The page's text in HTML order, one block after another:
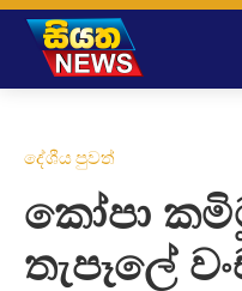
දේශීය පුවත්
කෝපා
තැපෑලේ